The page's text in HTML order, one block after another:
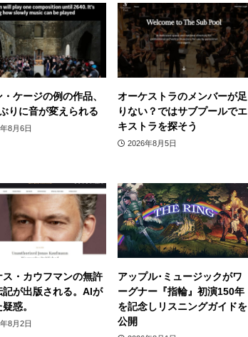
ケージの例の作品、
りに音が変えられる
8月6日
オーケストラのメンバーが足
りない？ではサブプールでエ
キストラを探そう
2026年8月5日
ス・カウフマンの無許
記が出版される。AIが
惑。
8月2日
アップル･ミュージックがワ
ーグナー『指輪』初演150年
を記念しリスニングガイドを
公開